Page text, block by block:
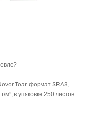
Tear, формат SRA3,
м², в упаковке 250 листов